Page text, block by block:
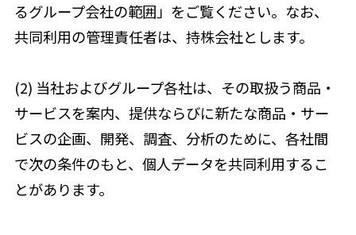
るグループ会社の範囲」をご覧ください。なお、
共同利用の管理責任者は、持株会社とします。
(2) 当社およびグループ各社は、その取扱う商品・
サービスを案内、提供ならびに新たな商品・サー
ビスの企画、開発、調査、分析のために、各社間
で次の条件のもと、個人データを共同利用するこ
とがあります。